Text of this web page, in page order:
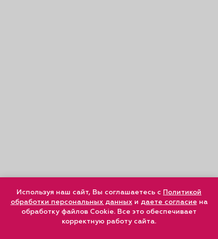
Используя наш сайт, Вы соглашаетесь с Политикой
обработки персональных данныхи даете согласие на
обработку файлов Cookie. Все это обеспечивает
корректную работу сайта.